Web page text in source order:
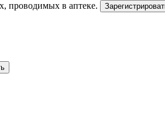
проводимых в аптеке.